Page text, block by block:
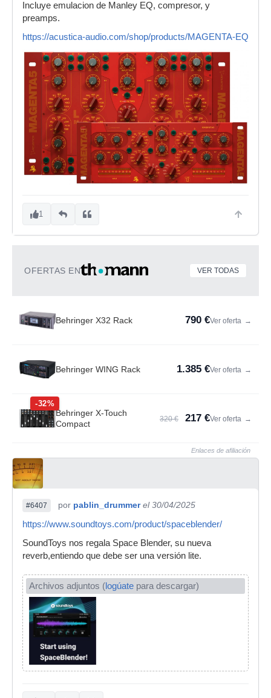
Incluye emulacion de Manley EQ, compresor, y
preamps.
https://acustica-audio.com/shop/products/MAGENTA-EQ
1
OFERTAS EN VER TODAS
Behringer X32 Rack 790 €Ver oferta →
Behringer WING Rack 1.385 €Ver oferta →
-32%
Behringer X-Touch
Compact
320 € 217 €Ver oferta →
Enlaces de afiliación
#6407 por pablin_drummer el 30/04/2025
https://www.soundtoys.com/product/spaceblender/
SoundToys nos regala Space Blender, su nueva
reverb,entiendo que debe ser una versión lite.
Archivos adjuntos (logúate para descargar)